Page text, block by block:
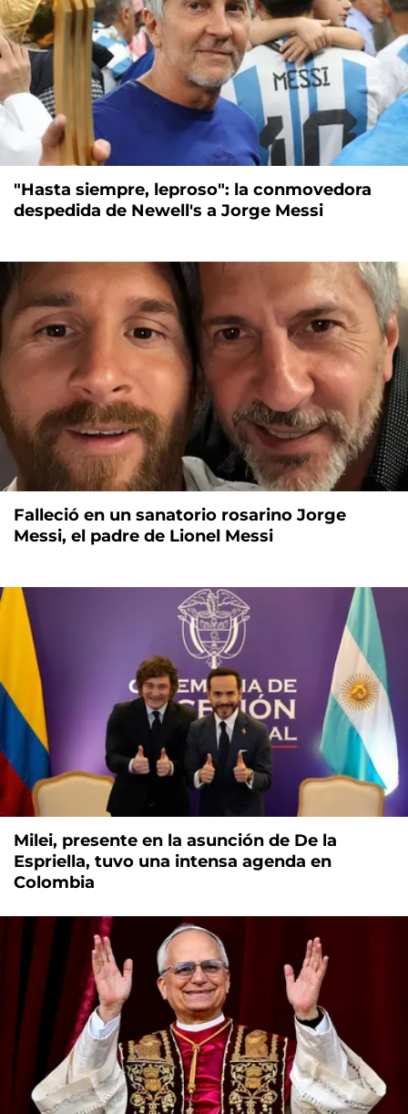
"Hasta siempre, leproso": la conmovedora
despedida de Newell's a Jorge Messi
Falleció en un sanatorio rosarino Jorge
Messi, el padre de Lionel Messi
Milei, presente en la asunción de De la
Espriella, tuvo una intensa agenda en
Colombia